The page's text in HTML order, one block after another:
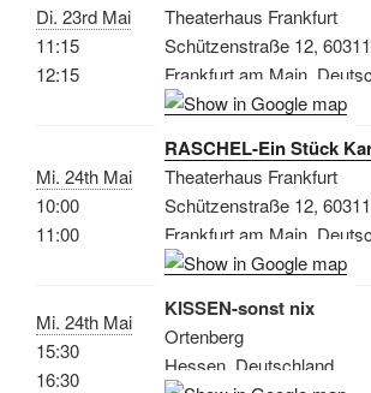
Di. 23rd Mai
11:15
12:15
Theaterhaus Frankfurt
Schützenstraße 12, 60311
Frankfurt am Main,
Mi. 24th Mai
10:00
11:00
RASCHEL-Ein Stück
Theaterhaus Frankfurt
Schützenstraße 12, 60311
Frankfurt am Main,
Mi. 24th Mai
15:30
16:30
KISSEN-sonst nix
Ortenberg
Hessen, Deutschland